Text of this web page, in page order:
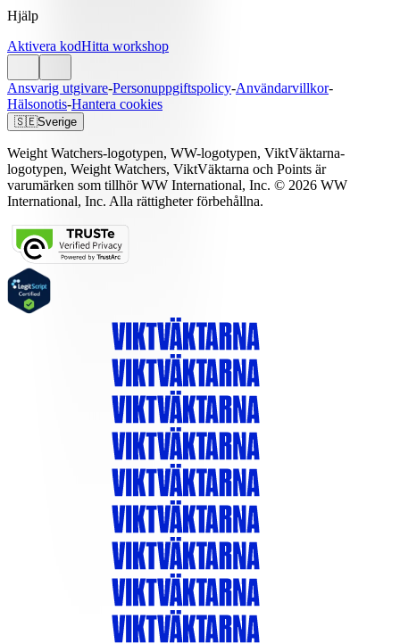
Hjälp
Aktivera kodHitta workshop
Ansvarig utgivare-Personuppgiftspolicy-Användarvillkor-
Hälsonotis-Hantera cookies
🇸🇪Sverige
Weight Watchers-logotypen, WW-logotypen, ViktVäktarna-
logotypen, Weight Watchers, ViktVäktarna och Points är
varumärken som tillhör WW International, Inc. © 2026 WW
International, Inc. Alla rättigheter förbehållna.